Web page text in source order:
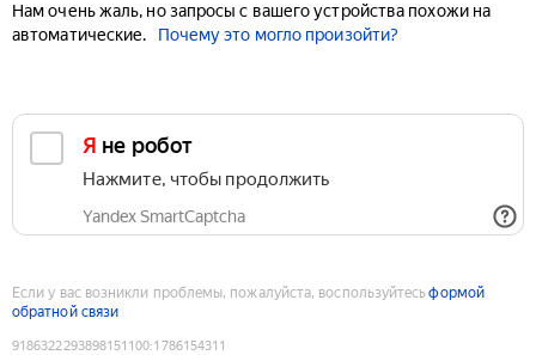
Нам очень жаль, но запросы с вашего устройства похожи на
автоматические.
Почему это могло произойти?
Я не робот
Нажмите, чтобы продолжить
Yandex SmartCaptcha
Если у вас возникли проблемы, пожалуйста, воспользуйтесьформой
обратной связи
9186322293898151100:1786154311